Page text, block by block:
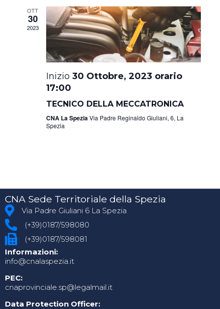
OTT
30
2023
30 Ottobre, 2023 orario
17:00
TECNICO DELLA MECCATRONICA
CNA La SpeziaVia Padre Reginaldo Giuliani, 6, La
Spezia
CNA Sede Territoriale della Spezia
Via Padre Giuliani 6 La Spezia
(+39)0187/598080
(+39)0187/598081
Informazioni:
info@cnalaspezia.it
PEC:
cnaprovinciale.sp@legalmail.it
Data Protection Officer: